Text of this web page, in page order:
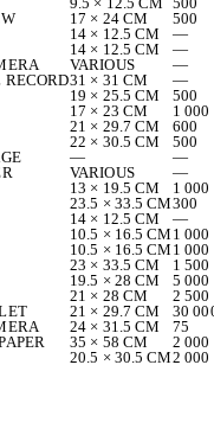
17 × 24 CM 500
14 × 12.5 CM —
14 × 12.5 CM —
VARIOUS —
31 × 31 CM —
19 × 25.5 CM 500
17 × 23 CM 1 000
21 × 29.7 CM 600
22 × 30.5 CM 500
— —
VARIOUS —
13 × 19.5 CM 1 000
23.5 × 33.5 CM300
14 × 12.5 CM —
10.5 × 16.5 CM 1 000
10.5 × 16.5 CM 1 000
23 × 33.5 CM 1 500
19.5 × 28 CM 5 000
21 × 28 CM 2 500
21 × 29.7 CM 30
24 × 31.5 CM 75
35 × 58 CM 2 000
20.5 × 30.5 CM2 000